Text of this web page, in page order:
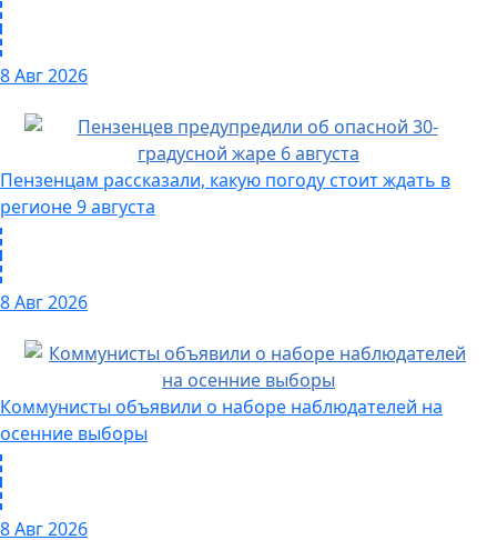
8 Авг 2026
Пензенцам рассказали, какую погоду стоит ждать в
регионе 9 августа
8 Авг 2026
Коммунисты объявили о наборе наблюдателей на
осенние выборы
8 Авг 2026